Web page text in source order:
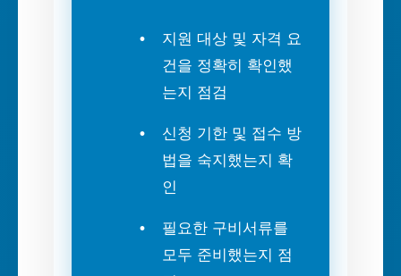
지원 대상 및 자격 요
건을 정확히 확인했
는지 점검
신청 기한 및 접수 방
법을 숙지했는지 확
인
필요한 구비서류를
모두 준비했는지 점